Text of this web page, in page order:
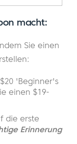
macht:
Sie einen
'Beginner's
einen $19-
die erste
Erinnerung